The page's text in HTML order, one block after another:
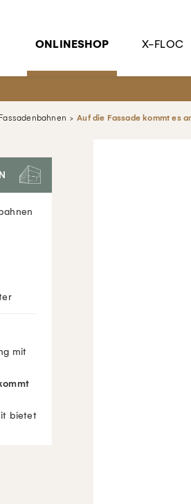
ONLINESHOP X-FLOC
Fassadenbahnen Auf die Fassade kommt es
mit
bietet